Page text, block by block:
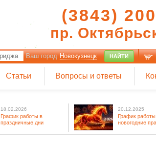
(3843)
пр.
Ваш город Новокузнецк НАЙТИ
Статьи Вопросы и ответы
18.02.2026
График работы в
праздничные дни
20.12.2025
График
новогодние